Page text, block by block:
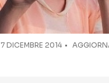
7 DICEMBRE 2014